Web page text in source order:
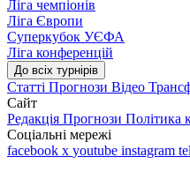
Ліга чемпіонів
Ліга Європи
Суперкубок УЄФА
Ліга конференцій
До всіх турнірів
Статті Прогнози Відео
Сайт
Редакція Прогнози Політика
Соціальні мережі
facebook x youtube instagram